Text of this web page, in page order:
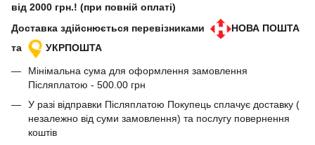
від 2000 грн.! (при повній оплаті)
Доставка здійснюється перевізниками
НОВА ПОШТА
та
УКРПОШТА
Мінімальна сума для оформлення замовлення
Післяплатою - 500.00 грн
У разі відправки Післяплатою Покупець сплачує доставку (
незалежно від суми замовлення) та послугу повернення
коштів